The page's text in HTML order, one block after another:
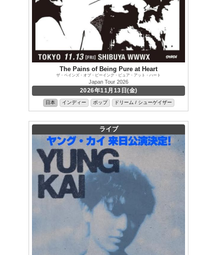
The Pains of Being Pure at Heart
ザ・ペインズ・オブ・ビーイング・ピュア・アット・ハート
Japan Tour 2026
2026年11月13日(金)
日本 インディー ポップ ドリーム / シューゲイザー
ライブ